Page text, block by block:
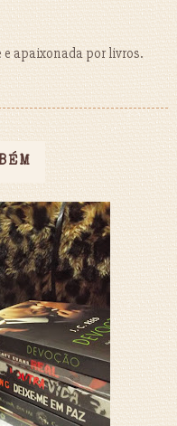
e apaixonada por livros.